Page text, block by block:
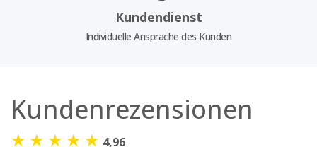
Kundendienst
Individuelle Ansprache des Kunden
Kundenrezensionen
★ ★ ★ ★ ★ 4,96